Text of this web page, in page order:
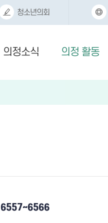
청소년의회
의정소식 의정 활동
6557~6566